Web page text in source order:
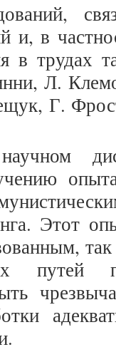
и, в
в трудах
Л.
Г.
Этот
путей